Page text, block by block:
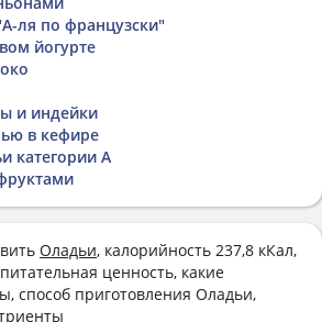
ля по французски"
йогурте
и индейки
в кефире
категории А
Оладьи, калорийность 237,8 кКал,
ценность, какие
способ приготовления Оладьи,